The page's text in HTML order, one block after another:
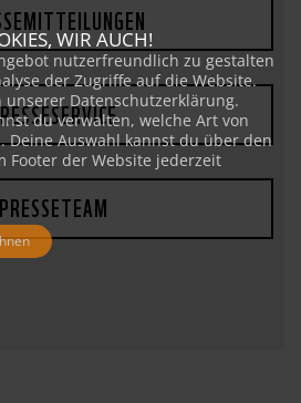
PRESSETEAM
WIR AUCH!
nutzerfreundlich zu gestalten
der Zugriffe auf die Website.
Datenschutzerklärung.
du verwalten, welche Art von
Deine Auswahl kannst du über den
Footer der Website jederzeit